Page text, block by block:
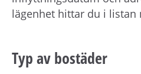
lägenhet hittar du i listan
Typ av bostäder